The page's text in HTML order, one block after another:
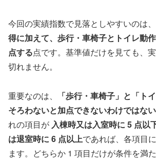
今回の実績指数で見落としやすいのは、
得に加えて、歩行・車椅子とトイレ動
点する点です。基準値だけを見ても、
切れません。
重要なのは、
「歩行・車椅子」と「ト
そろわないと加点できないわけではない
れの項目が 入棟時又は入室時に 5 点以
は退室時に 6 点以上であれば、各項目
ます。どちらか 1 項目だけが条件を満